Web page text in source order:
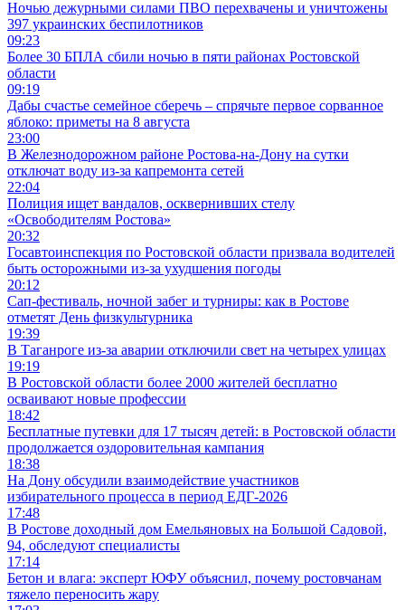
Ночью дежурными силами ПВО перехвачены и уничтожены
397 украинских беспилотников
09:23
Более 30 БПЛА сбили ночью в пяти районах Ростовской
области
09:19
Дабы счастье семейное сберечь – спрячьте первое сорванное
яблоко: приметы на 8 августа
23:00
В Железнодорожном районе Ростова-на-Дону на сутки
отключат воду из-за капремонта сетей
22:04
Полиция ищет вандалов, осквернивших стелу
«Освободителям Ростова»
20:32
Госавтоинспекция по Ростовской области призвала водителей
быть осторожными из-за ухудшения погоды
20:12
Сап-фестиваль, ночной забег и турниры: как в Ростове
отметят День физкультурника
19:39
В Таганроге из-за аварии отключили свет на четырех улицах
19:19
В Ростовской области более 2000 жителей бесплатно
осваивают новые профессии
18:42
Бесплатные путевки для 17 тысяч детей: в Ростовской области
продолжается оздоровительная кампания
18:38
На Дону обсудили взаимодействие участников
избирательного процесса в период ЕДГ-2026
17:48
В Ростове доходный дом Емельяновых на Большой Садовой,
94, обследуют специалисты
17:14
Бетон и влага: эксперт ЮФУ объяснил, почему ростовчанам
тяжело переносить жару